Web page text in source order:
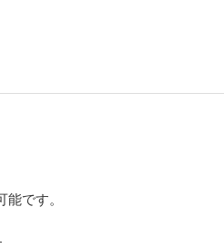
です。